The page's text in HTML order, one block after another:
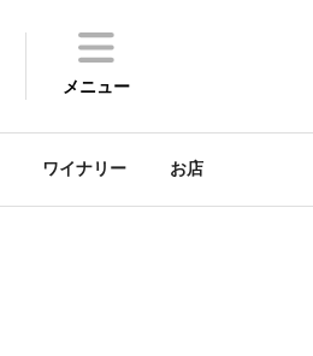
メニュー
ワイナリー お店